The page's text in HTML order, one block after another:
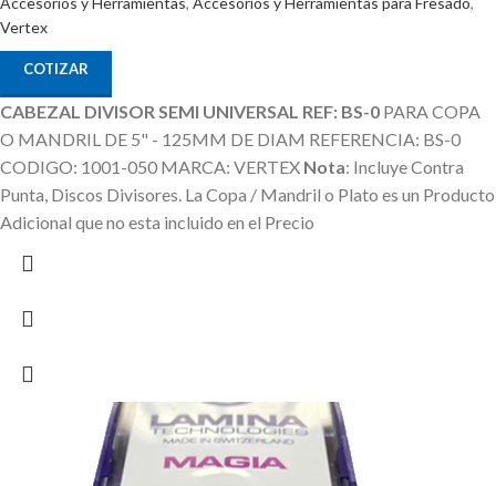
Vertex
COTIZAR
CABEZAL DIVISOR SEMI UNIVERSAL REF: BS-0 PARA COPA
O MANDRIL DE 5" - 125MM DE DIAM REFERENCIA: BS-0
CODIGO: 1001-050 MARCA: VERTEX Nota: Incluye Contra
Punta, Discos Divisores. La Copa / Mandril o Plato es un Producto
Adicional que no esta incluido en el Precio